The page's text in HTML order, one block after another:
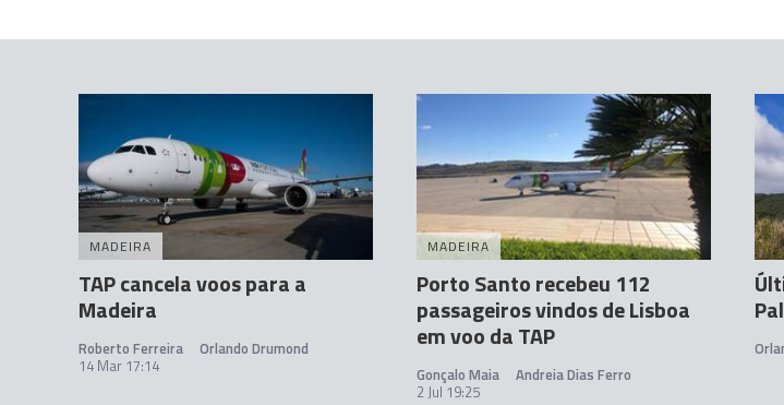
MADEIRA
TAP cancela voos para a
Madeira
Roberto Ferreira
Orlando Drumond
14 Mar 17:14
MADEIRA
Porto Santo recebeu 112
passageiros vindos de Lisboa
em voo da TAP
Gonçalo Maia
Andreia Dias Ferro
2 Jul 19:25